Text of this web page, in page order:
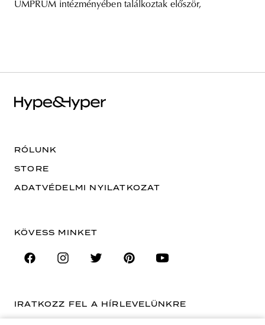
UMPRUM intézményében találkoztak először,
RÓLUNK
STORE
ADATVÉDELMI NYILATKOZAT
KÖVESS MINKET
IRATKOZZ FEL A HÍRLEVELÜNKRE